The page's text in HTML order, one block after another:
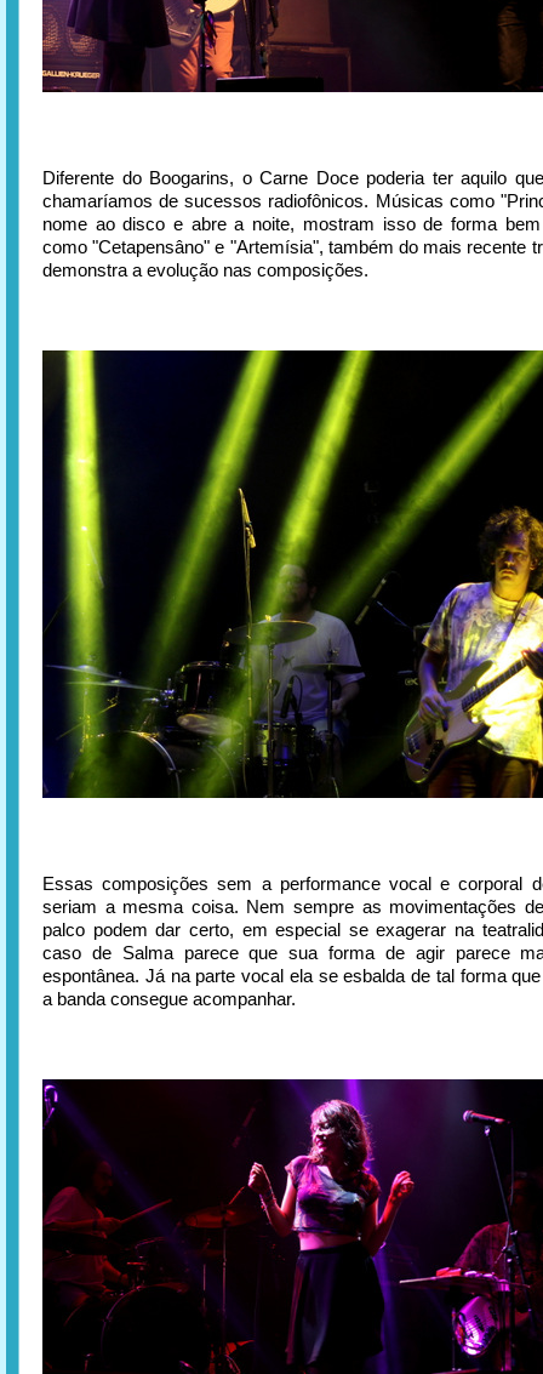
Diferente do Boogarins, o Carne Doce poderia ter aquilo
chamaríamos de sucessos radiofônicos. Músicas como
nome ao disco e abre a noite, mostram isso de forma
como "Cetapensâno" e "Artemísia", também do mais recente
demonstra a evolução nas composições.
Essas composições sem a performance vocal e corporal
seriam a mesma coisa. Nem sempre as movimentações
palco podem dar certo, em especial se exagerar na
caso de Salma parece que sua forma de agir parece
espontânea. Já na parte vocal ela se esbalda de tal forma
a banda consegue acompanhar.